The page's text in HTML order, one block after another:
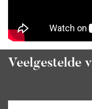
Veelgestelde